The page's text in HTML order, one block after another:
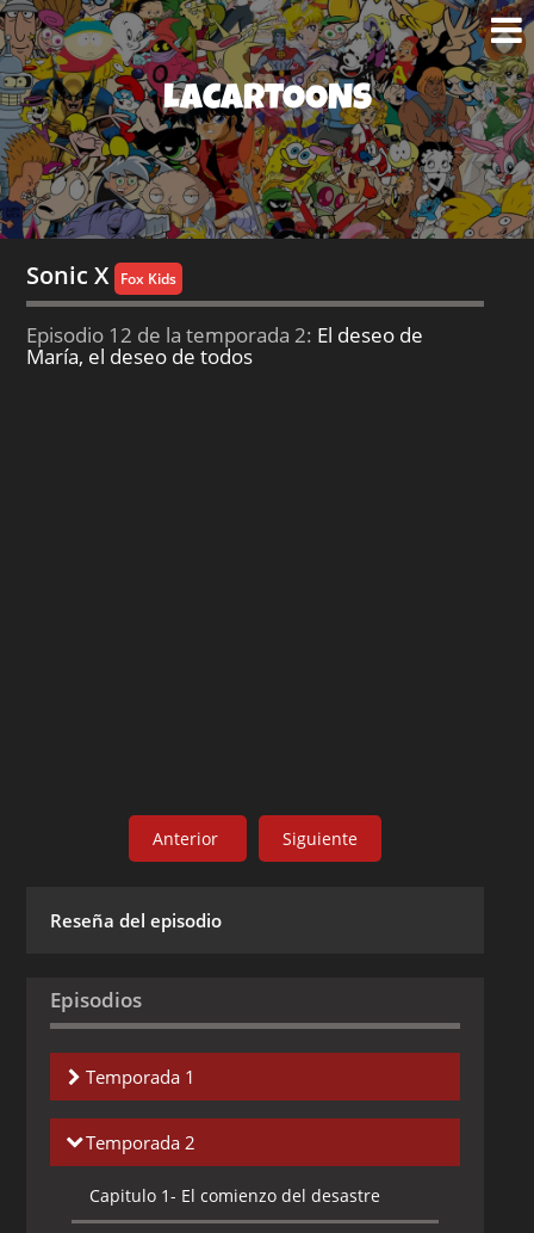
LACARTOONS
Sonic X Fox Kids
Episodio 12 de la temporada 2: El deseo de
María, el deseo de todos
Anterior Siguiente
Reseña del episodio
Episodios
Temporada 1
Capitulo 1-
Temporada 2
Capitulo 1- El comienzo del desastre